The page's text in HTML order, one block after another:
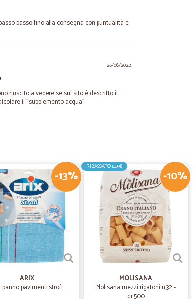
passo fino alla consegna con puntualità e
26/08/2022
riuscito a vedere se sul sito è descritto il
il "supplemento acqua"
vengo in…
faccio la spesa con Cicalia e mi trovo
la qualità è buona.Soddisfatta.
01/11/2021
nel giorno stabilito. imballaggio
loro.
25/02/2020
-13%
ARIX
panno pavimenti strofi
-10%
RIBASSATO1,45€
MOLISANA
Molisana mezzi rigatoni n.32 -
gr.500